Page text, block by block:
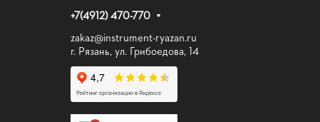
+7(4912) 470-770
zakaz@instrument-ryazan.ru
г. Рязань, ул. Грибоедова, 14